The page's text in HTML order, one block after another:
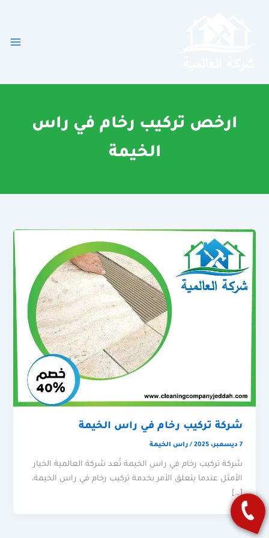
ارخص تركيب رخام في راس
الخيمة
شركة تركيب رخام في راس الخيمة
7 ديسمبر، 2025 /راس الخيمة
شركة تركيب رخام في راس الخيمة تُعد شركة العالمية الخيار
الأمثل عندما يتعلق الأمر بخدمة تركيب رخام في راس الخيمة،
[…]